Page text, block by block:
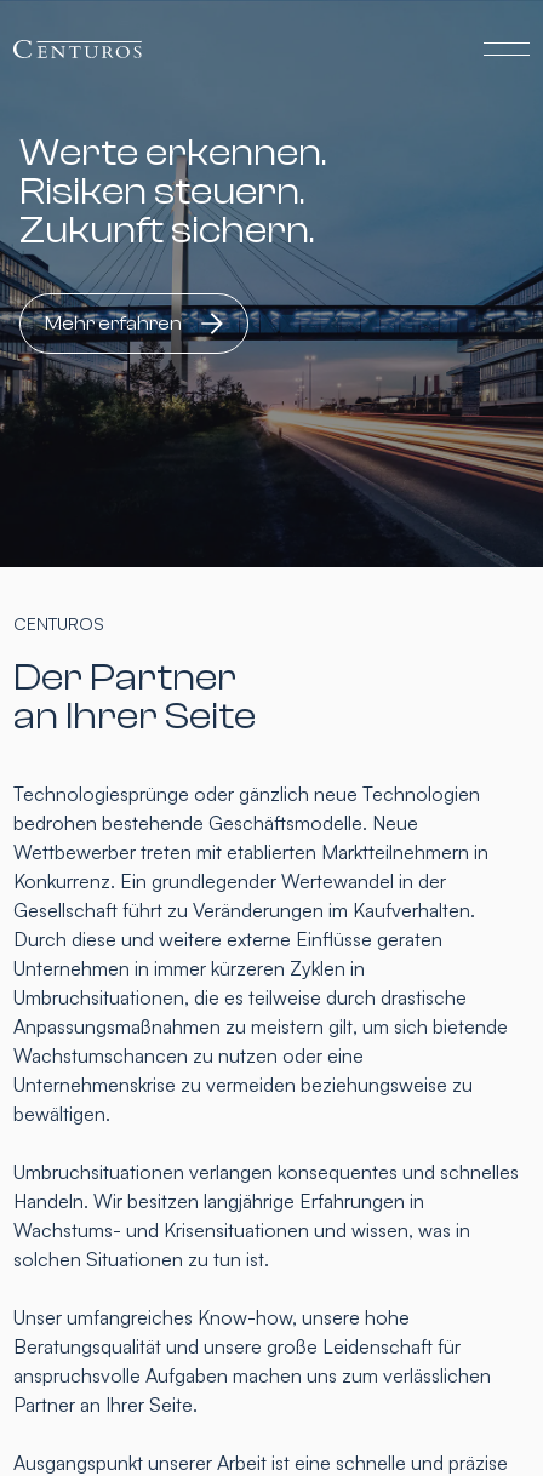
Werte erkennen.
Risiken steuern.
Zukunft sichern.
Mehr erfahren
CENTUROS
Der Partner
an Ihrer Seite
Technologiesprünge oder gänzlich neue Technologien
bedrohen bestehende Geschäftsmodelle. Neue
Wettbewerber treten mit etablierten Marktteilnehmern in
Konkurrenz. Ein grundlegender Wertewandel in der
Gesellschaft führt zu Veränderungen im Kaufverhalten.
Durch diese und weitere externe Einflüsse geraten
Unternehmen in immer kürzeren Zyklen in
Umbruchsituationen, die es teilweise durch drastische
Anpassungsmaßnahmen zu meistern gilt, um sich bietende
Wachstumschancen zu nutzen oder eine
Unternehmenskrise zu vermeiden beziehungsweise zu
bewältigen.
Umbruchsituationen verlangen konsequentes und schnelles
Handeln. Wir besitzen langjährige Erfahrungen in
Wachstums- und Krisensituationen und wissen, was in
solchen Situationen zu tun ist.
Unser umfangreiches Know-how, unsere hohe
Beratungsqualität und unsere große Leidenschaft für
anspruchsvolle Aufgaben machen uns zum verlässlichen
Partner an Ihrer Seite.
Ausgangspunkt unserer Arbeit ist eine schnelle und präzise